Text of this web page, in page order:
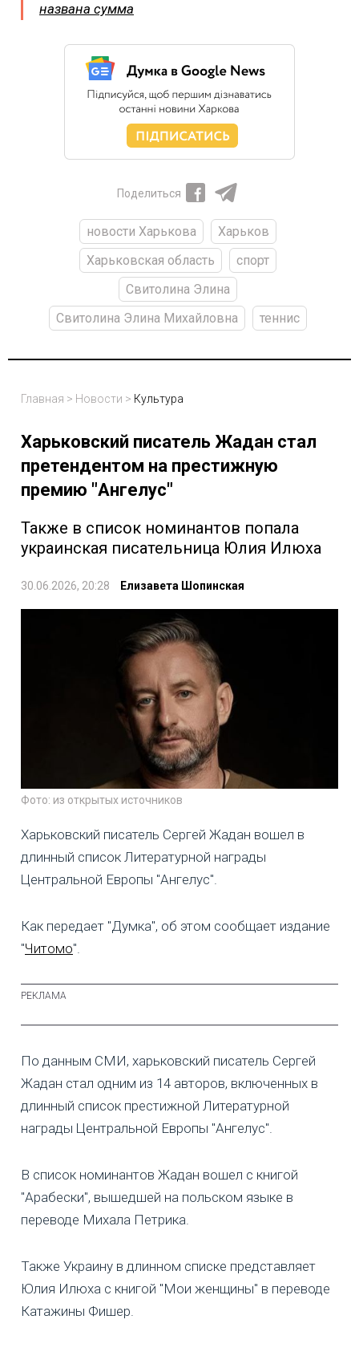
названа сумма
Поделиться
новости Харькова
Харьков
Харьковская область
спорт
Свитолина Элина
Свитолина Элина Михайловна
теннис
Главная > Новости > Культура
Харьковский писатель Жадан стал
претендентом на престижную
премию "Ангелус"
Также в список номинантов попала
украинская писательница Юлия Илюха
30.06.2026, 20:28 Елизавета Шопинская
Фото: из открытых источников
Харьковский писатель Сергей Жадан вошел в
длинный список Литературной награды
Центральной Европы "Ангелус".
Как передает "Думка", об этом сообщает издание
"Читомо".
По данным СМИ, харьковский писатель Сергей
Жадан стал одним из 14 авторов, включенных в
длинный список престижной Литературной
награды Центральной Европы "Ангелус".
В список номинантов Жадан вошел с книгой
"Арабески", вышедшей на польском языке в
переводе Михала Петрика.
Также Украину в длинном списке представляет
Юлия Илюха с книгой "Мои женщины" в переводе
Катажины Фишер.